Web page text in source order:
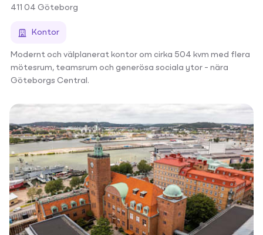
411 04 Göteborg
Kontor
Modernt och välplanerat kontor om cirka 504 kvm med flera
mötesrum, teamsrum och generösa sociala ytor – nära
Göteborgs Central.